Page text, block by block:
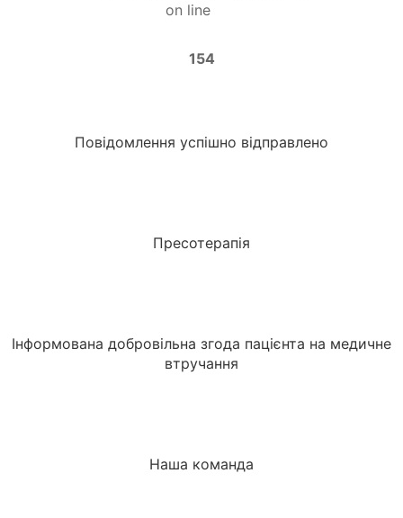
on line
154
Повідомлення успішно відправлено
Пресотерапія
Інформована добровільна згода пацієнта на медичне
втручання
Наша команда